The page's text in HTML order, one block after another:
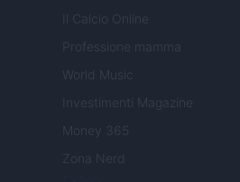
Il Calcio Online
Professione mamma
World Music
Investimenti Magazine
Money 365
Zona Nerd